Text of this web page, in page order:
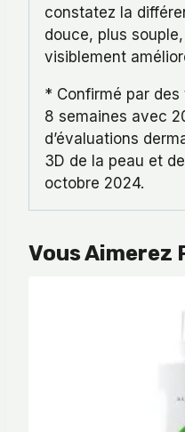
constatez la
douce, plus
visiblement
* Confirmé par des
8 semaines avec
d’évaluations
3D de la peau et
octobre 2024.
Vous Aimerez